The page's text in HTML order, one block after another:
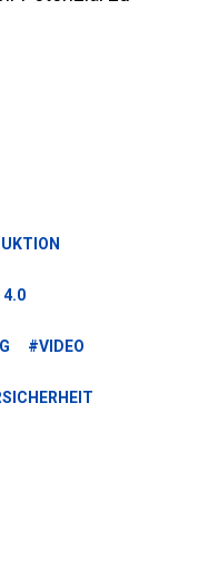
4.0
#VIDEO